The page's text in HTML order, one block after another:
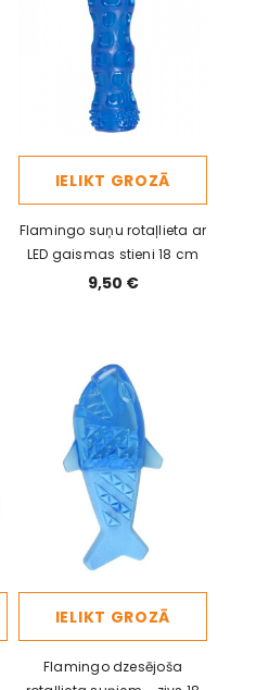
IELIKT GROZĀ
Flamingo suņu rotaļlieta ar
LED gaismas stieni 18 cm
9,50 €
IELIKT GROZĀ
Flamingo dzesējoša